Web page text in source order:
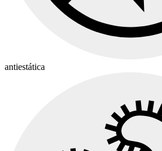
antiestática